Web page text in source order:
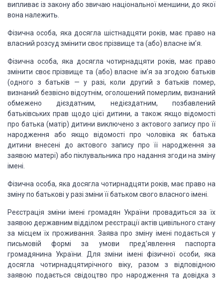
випливає із закону або звичаю національної меншини, до якої
вона належить.
Фізична особа, яка досягла шістнадцяти років, має право на
власний розсуд змінити своє прізвище та (або) власне ім’я.
Фізична особа, яка досягла чотирнадцяти років, має право
змінити своє прізвище та (або) власне ім’я за згодою батьків
(одного з батьків — у разі, коли другий з батьків помер,
визнаний безвісно відсутнім, оголошений померлим, визнаний
обмежено дієздатним, недієздатним, позбавлений
батьківських прав щодо цієї дитини, а також якщо відомості
про батька (матір) дитини виключено з актового запису про її
народження або якщо відомості про чоловіка як батька
дитини внесені до актового запису про її народження за
заявою матері) або піклувальника про надання згоди на зміну
імені.
Фізична особа, яка досягла чотирнадцяти років, має право на
зміну по батькові у разі зміни її батьком свого власного імені.
Реєстрація зміни імені громадян України провадиться за їх
заявою державним відділом реєстрації актів цивільного стану
за місцем їх проживання. Заява про зміну імені подається у
письмовій формі за умови пред’явлення паспорта
громадянина України. Для зміни імені фізичної особи, яка
досягла чотирнадцятирічного віку, разом з відповідною
заявою подається свідоцтво про народження та довідка з